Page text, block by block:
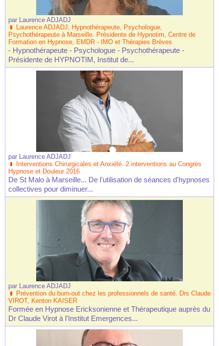
par Laurence ADJADJ
Laurence ADJADJ, Hypnothérapeute, Psychologue,
Psychothérapeute à Marseille. Présidente de Hypnotim, Centre de
Formation en Hypnose, EMDR - IMO et Thérapies Brèves
- Hypnothérapeute - Psychologue - Psychothérapeute -
Présidente de HYPNOTIM, Institut de...
par Laurence ADJADJ
Interventions Chirurgicales et Anxiété. 2 interventions au Congrès
Hypnose et Douleur 2016
De St Malo à Marseille... De l'utilisation de séances d'hypnoses
collectives pour diminuer...
par Laurence ADJADJ
Prévention du burn-out chez les professionnels de santé. Drs Claude
VIROT, Kenton KAISER
Formée en Hypnose Ericksonienne et Thérapeutique auprès du
Dr Claude Virot à l'Institut Emergences...